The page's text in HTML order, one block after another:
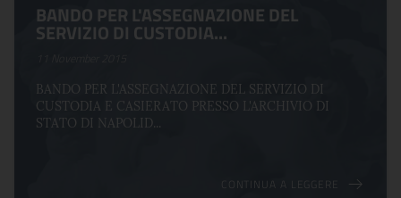
BANDO PER L'ASSEGNAZIONE DEL
SERVIZIO DI CUSTODIA...
BANDO PER L'ASSEGNAZIONE DEL SERVIZIO DI
CUSTODIA E CASIERATO PRESSO L'ARCHIVIO DI
STATO DI NAPOLID...
CONTINUA A LEGGERE